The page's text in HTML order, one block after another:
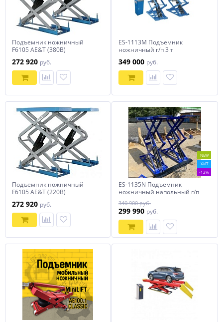
Подъемник ножничный
F6105 AE&T (380В)
272 920 руб.
ES-1113M Подъемник
ножничный г/п 3 т
349 000 руб.
Подъемник ножничный
F6105 AE&T (220В)
272 920 руб.
NEW
ХИТ
-12%
ES-1135N Подъемник
ножничный напольный г/п
3,5 т
340 900 руб.
299 990 руб.